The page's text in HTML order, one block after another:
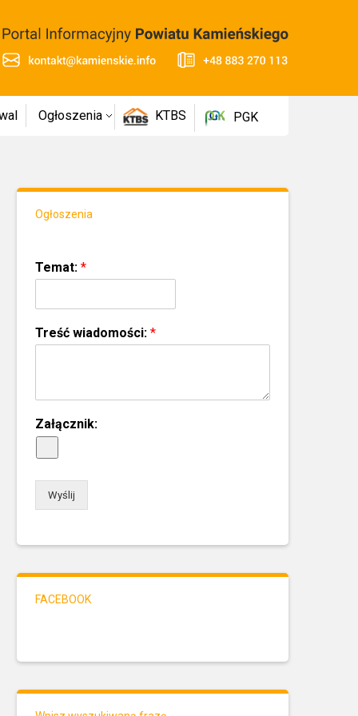
Ogłoszenia KTBS PGK
Ogłoszenia
Temat: *
Treść wiadomości: *
Załącznik:
Wyślij
FACEBOOK